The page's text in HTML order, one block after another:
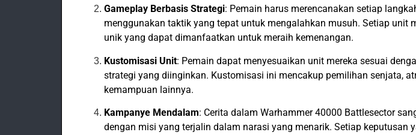
Gameplay Berbasis Strategi: Pemain harus merencanakan setiap
menggunakan taktik yang tepat untuk mengalahkan musuh. Setiap unit
unik yang dapat dimanfaatkan untuk meraih kemenangan.
Kustomisasi Unit: Pemain dapat menyesuaikan unit mereka sesuai
strategi yang diinginkan. Kustomisasi ini mencakup pemilihan senjata,
kemampuan lainnya.
Kampanye Mendalam: Cerita dalam Warhammer 40000 Battlesector
dengan misi yang terjalin dalam narasi yang menarik. Setiap keputusan